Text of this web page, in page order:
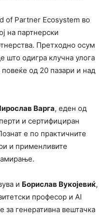
of Partner Ecosystem во
на партнерски
Претходно осум
што одигра клучна улога
од 20 пазари и над
Варга, еден од
и сертифициран
е по практичните
и применливите
и Борислав Вукојевиќ,
професор и AI
за генеративна вештачка